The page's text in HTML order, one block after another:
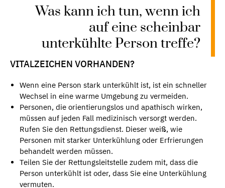
Was kann ich tun, wenn ich
auf eine scheinbar
unterkühlte Person treffe?
VITALZEICHEN VORHANDEN?
Wenn eine Person stark unterkühlt ist, ist ein schneller
Wechsel in eine warme Umgebung zu vermeiden.
Personen, die orientierungslos und apathisch wirken,
müssen auf jeden Fall medizinisch versorgt werden.
Rufen Sie den Rettungsdienst. Dieser weiß, wie
Personen mit starker Unterkühlung oder Erfrierungen
behandelt werden müssen.
Teilen Sie der Rettungsleitstelle zudem mit, dass die
Person unterkühlt ist oder, dass Sie eine Unterkühlung
vermuten.